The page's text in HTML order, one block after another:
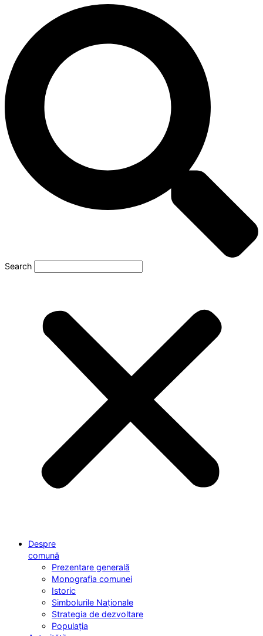
Search
Despre
comună
Prezentare generală
Monografia comunei
Istoric
Simbolurile Naționale
Strategia de dezvoltare
Populația